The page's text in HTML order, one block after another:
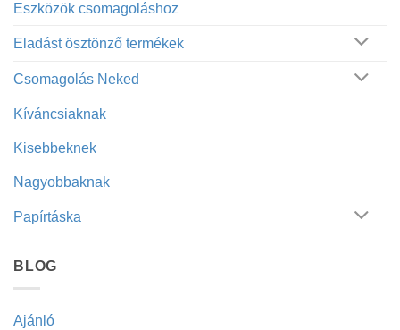
Eszközök csomagoláshoz
Eladást ösztönző termékek
Csomagolás Neked
Kíváncsiaknak
Kisebbeknek
Nagyobbaknak
Papírtáska
BLOG
Ajánló